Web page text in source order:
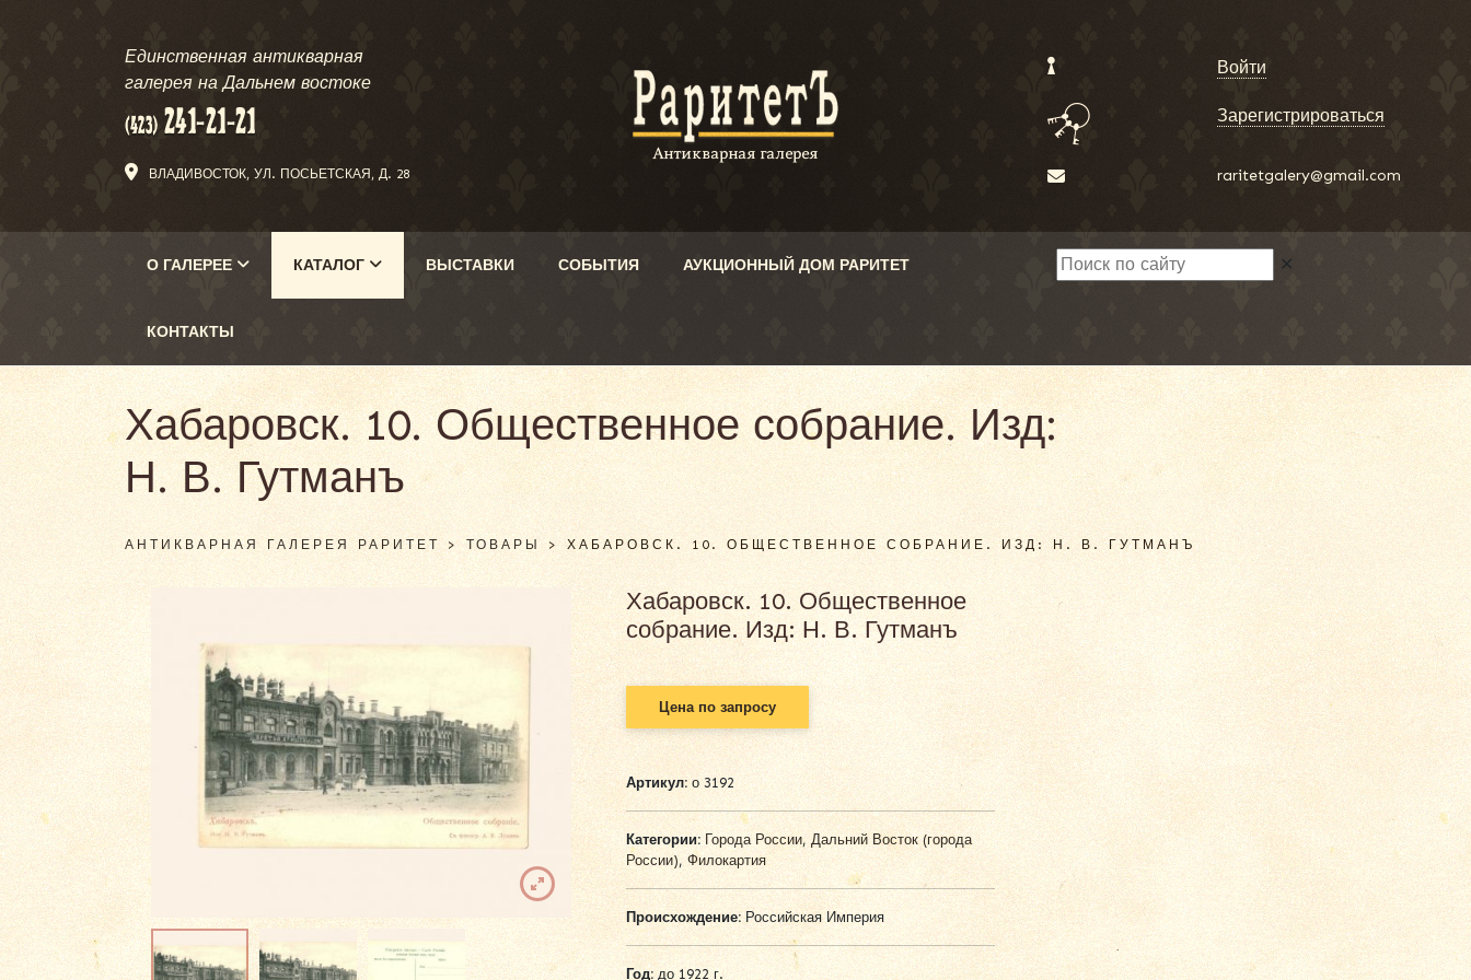
Единственная антикварная
галерея на Дальнем востоке
ВЛАДИВОСТОК, УЛ. ПОСЬЕТСКАЯ, Д. 28
Войти
Зарегистрироваться
raritetgalery@gmail.com
О ГАЛЕРЕЕ КАТАЛОГ ВЫСТАВКИ СОБЫТИЯ АУКЦИОННЫЙ ДОМ РАРИТЕТ
КОНТАКТЫ
✕
Хабаровск. 10. Общественное собрание. Изд:
Н. В. Гутманъ
АНТИКВАРНАЯ ГАЛЕРЕЯ РАРИТЕТ>ТОВАРЫ >ХАБАРОВСК. 10. ОБЩЕСТВЕННОЕ СОБРАНИЕ. ИЗД: Н. В. ГУТМАНЪ
Хабаровск. 10. Общественное
собрание. Изд: Н. В. Гутманъ
Цена по запросу
Артикул:о 3192
Категории: Города России,Дальний Восток (города
России),Филокартия
Происхождение:Российская Империя
Год:до 1922 г.